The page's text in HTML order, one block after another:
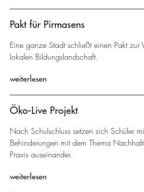
Pakt für Pirmasens
Eine ganze Stadt schließt einen Pakt zur
lokalen Bildungslandschaft.
weiterlesen
Öko-Live Projekt
Nach Schulschluss setzen sich Schüler
Behinderungen mit dem Thema
Praxis auseinander.
weiterlesen